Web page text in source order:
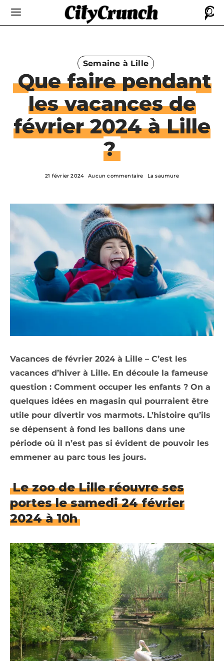
Semaine à Lille
Que faire pendant
les vacances de
février 2024 à Lille
?
21 février 2024 Aucun commentaire La saumure
Vacances de février 2024 à Lille – C’est les
vacances d’hiver à Lille. En découle la fameuse
question : Comment occuper les enfants ? On a
quelques idées en magasin qui pourraient être
utile pour divertir vos marmots. L’histoire qu’ils
se dépensent à fond les ballons dans une
période où il n’est pas si évident de pouvoir les
emmener au parc tous les jours.
Le zoo de Lille réouvre ses
portes le samedi 24 février
2024 à 10h